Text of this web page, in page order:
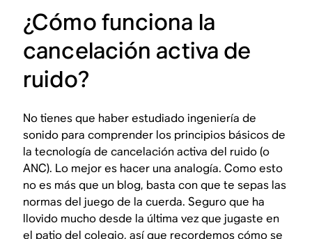
¿Cómo funciona la
cancelación activa de
ruido?
No tienes que haber estudiado ingeniería de
sonido para comprender los principios básicos de
la tecnología de cancelación activa del ruido (o
ANC). Lo mejor es hacer una analogía. Como esto
no es más que un blog, basta con que te sepas las
normas del juego de la cuerda. Seguro que ha
llovido mucho desde la última vez que jugaste en
el patio del colegio, así que recordemos cómo se